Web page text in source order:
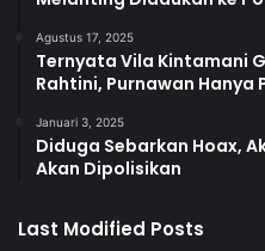
Agustus 17, 2025
Ternyata Vila Kintamani
Rahtini, Purnawan Hanya
Januari 3, 2025
Diduga Sebarkan Hoax,
Akan Dipolisikan
Last Modified Posts